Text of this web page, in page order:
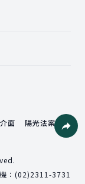
面
陽光法案
： (02)2311-3731